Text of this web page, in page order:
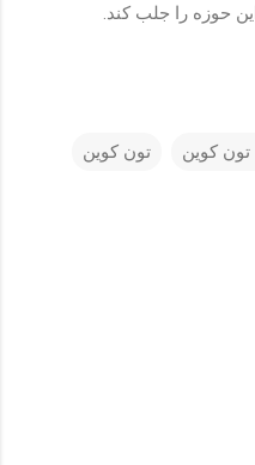
حوزه را جلب کند.
تون کوین تون کوین